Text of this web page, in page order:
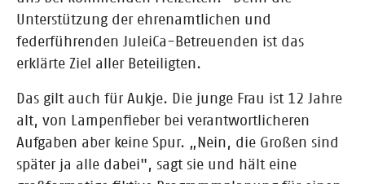
Unterstützung der ehrenamtlichen und
federführenden JuleiCa-Betreuenden ist das
erklärte Ziel aller Beteiligten.
Das gilt auch für Aukje. Die junge Frau ist 12 Jahre
alt, von Lampenfieber bei verantwortlicheren
Aufgaben aber keine Spur. „Nein, die Großen sind
später ja alle dabei", sagt sie und hält eine